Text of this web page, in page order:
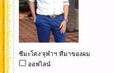
ซีมะโด่ง'จุฬาฯ ที่มาของผม
ออฟไลน์